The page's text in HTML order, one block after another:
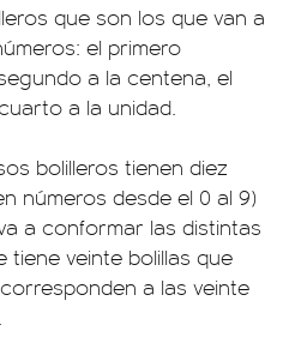
que son los que van a
el primero
a la centena, el
a la unidad.
bolilleros tienen diez
números desde el 0 al 9)
a conformar las distintas
veinte bolillas que
a las veinte